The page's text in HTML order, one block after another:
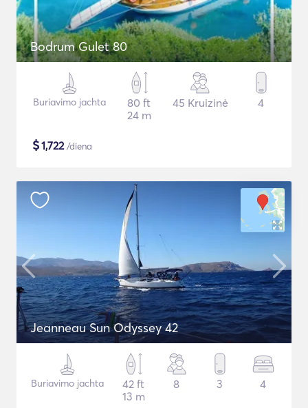
Bodrum Gulet 80
Buriavimo jachta
80 ft
24 m
45 Kruizinė 4
$1,722/diena
Jeanneau Sun Odyssey 42
Buriavimo jachta
42 ft
13 m
8 3 4